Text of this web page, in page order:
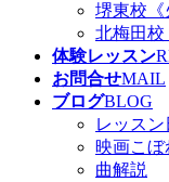
堺東校《
北梅田校
体験レッスン
お問合せMAIL
ブログBLOG
レッスン
映画こぼ
曲解説